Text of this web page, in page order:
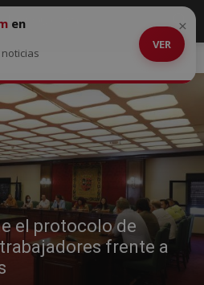
el protocolo de
frente a
en
VER
×